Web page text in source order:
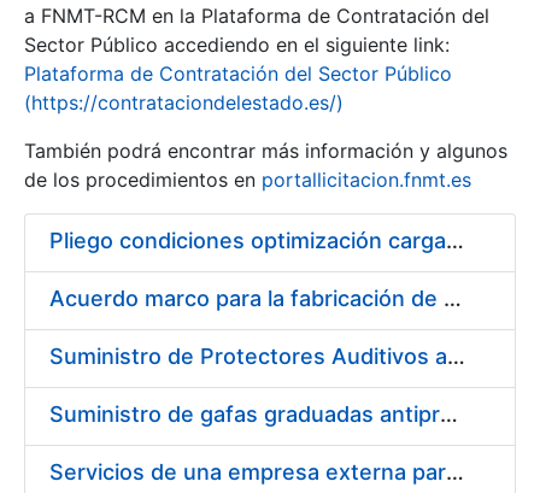
Show/Hide
a FNMT-RCM en la Plataforma de Contratación del
Sector Público accediendo en el siguiente link:
Plataforma de Contratación del Sector Público
(https://contrataciondelestado.es/)
También podrá encontrar más información y algunos
de los procedimientos en portallicitacion.fnmt.es
Pliego condiciones optimización cargas compras firmado
Acuerdo marco para la fabricación de piezas
Suministro de Protectores Auditivos a medida para las personas trabajadoras de los Centros de Trabajo de Madrid y Burgos
Suministro de gafas graduadas antiproyecciones para los trabajadores de la FNMT-RCM en los centros de trabajo de Madrid y Burgos
Servicios de una empresa externa para el asesoramiento y resolución de los recursos de alzada que se presentan relacionados con procesos de selección para la FNMT-RCM